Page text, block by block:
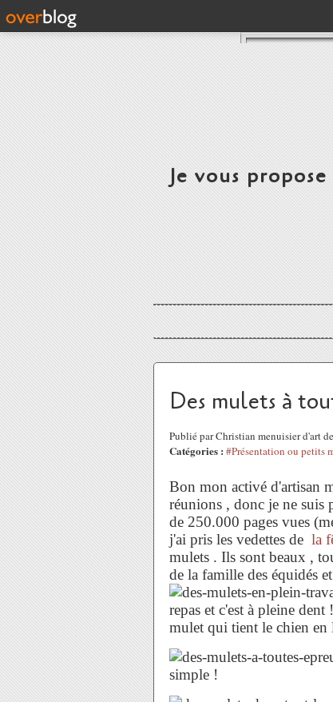
Je vous
Des mulets à
Publié par Christian menuisier d'art
Catégories : #Présentation ou petits
Bon mon activé d'artisan
réunions , donc je ne suis
de 250.000 pages vues
j'ai pris les vedettes de la
mulets . Ils sont beaux ,
de la famille des équidés
repas et c'est à pleine
mulet qui tient le chien
simple !